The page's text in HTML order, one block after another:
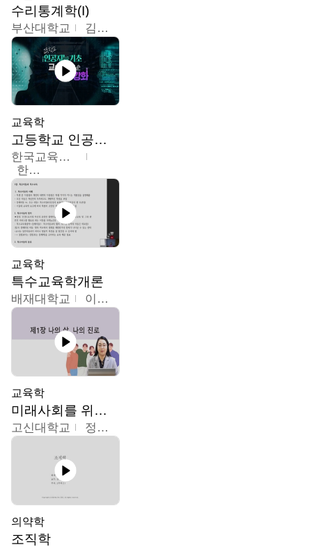
수리통계학(I)
부산대학교 김충락
교육학
고등학교 인공지능 기초 교수ㆍ학습 역량 강화
한국교육학술정보원
한국교육학술정보원
교육학
특수교육학개론
배재대학교 이현주
교육학
미래사회를 위한 진로 탐색 및 설계
고신대학교 정주영
의약학
조직학